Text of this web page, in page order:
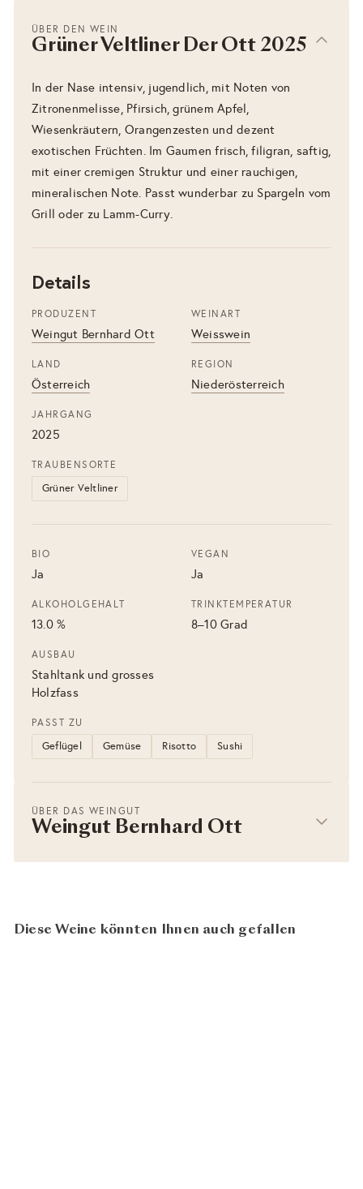
ÜBER DEN WEIN
Grüner Veltliner Der Ott 2025
In der Nase intensiv, jugendlich, mit Noten von
Zitronenmelisse, Pfirsich, grünem Apfel,
Wiesenkräutern, Orangenzesten und dezent
exotischen Früchten. Im Gaumen frisch, filigran, saftig,
mit einer cremigen Struktur und einer rauchigen,
mineralischen Note. Passt wunderbar zu Spargeln vom
Grill oder zu Lamm-Curry.
Details
PRODUZENT
Weingut Bernhard Ott
WEINART
Weisswein
LAND
Österreich
REGION
Niederösterreich
JAHRGANG
2025
TRAUBENSORTE
Grüner Veltliner
BIO
Ja
VEGAN
Ja
ALKOHOLGEHALT
13.0 %
TRINKTEMPERATUR
8–10 Grad
AUSBAU
Stahltank und grosses
Holzfass
PASST ZU
Geflügel Gemüse Risotto Sushi
ÜBER DAS WEINGUT
Weingut Bernhard Ott
Diese Weine könnten Ihnen auch gefallen